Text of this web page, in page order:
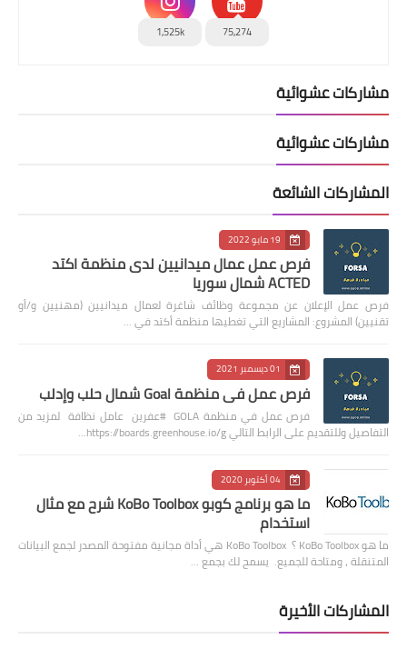
75,274
1,525k
مشاركات عشوائية
مشاركات عشوائية
المشاركات الشائعة
19 مايو 2022
فرص عمل عمال ميدانيين لدى منظمة اكتد
ACTED شمال سوريا
فرص عمل الإعلان عن مجموعة وظائف شاغرة لعمال ميدانيين (مهنيين و/أو
تقنيين) المشروع: المشاريع التي تغطيها منظمة أكتد في …
01 ديسمبر 2021
فرص عمل في منظمة Goal شمال حلب وإدلب
فرص عمل في منظمة GOLA #عفرين عامل نظافة لمزيد من
التفاصيل وللتقديم على الرابط التالي https://boards.greenhouse.io/g…
04 أكتوبر 2020
ما هو برنامج كوبو KoBo Toolbox شرح مع مثال
استخدام
ما هو KoBo Toolbox ؟ KoBo Toolbox هي أداة مجانية مفتوحة المصدر لجمع البيانات
المتنقلة ، ومتاحة للجميع. يسمح لك بجمع …
المشاركات الأخيرة